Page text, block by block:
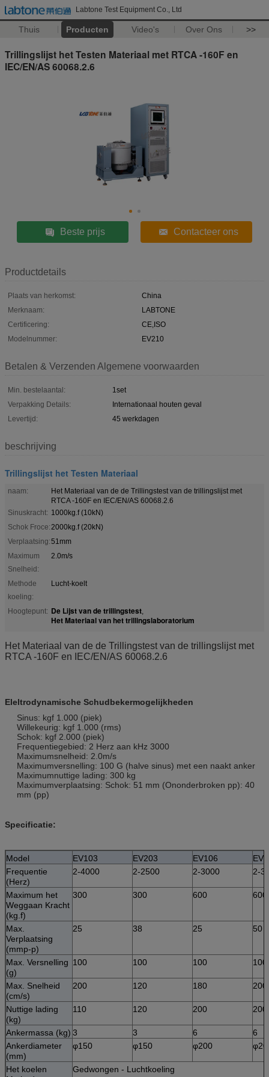
Labtone Test Equipment Co., Ltd
Thuis Producten Video's Over Ons >>
Trillingslijst het Testen Materiaal met RTCA -160F en
IEC/EN/AS 60068.2.6
Beste prijs Contacteer ons
Productdetails
Plaats van herkomst:
China
Merknaam:
LABTONE
Certificering:
CE,ISO
Modelnummer:
EV210
Betalen & Verzenden Algemene voorwaarden
Min. bestelaantal:
1set
Verpakking Details:
Internationaal houten geval
Levertijd:
45 werkdagen
beschrijving
Trillingslijst het Testen Materiaal
naam:
Het Materiaal van de de Trillingstest van de trillingslijst met
RTCA -160F en IEC/EN/AS 60068.2.6
Sinuskracht: 1000kg.f (10kN)
Schok Froce:2000kg.f (20kN)
Verplaatsing:51mm
Maximum
Snelheid:
2.0m/s
Methode
koeling:
Lucht-koelt
Hoogtepunt: De Lijst van de trillingstest,
Het Materiaal van het trillingslaboratorium
Het Materiaal van de de Trillingstest van de trillingslijst met
RTCA -160F en IEC/EN/AS 60068.2.6
Eleltrodynamische Schudbekermogelijkheden
Sinus: kgf 1.000 (piek)
Willekeurig: kgf 1.000 (rms)
Schok: kgf 2.000 (piek)
Frequentiegebied: 2 Herz aan kHz 3000
Maximumsnelheid: 2.0m/s
Maximumversnelling: 100 G (halve sinus) met een naakt anker
Maximumnuttige lading: 300 kg
Maximumverplaatsing: Schok: 51 mm (Ononderbroken pp): 40
mm (pp)
Specificatie:
Model EV103 EV203 EV106
Frequentie
(Herz)
2-4000 2-2500 2-3000 2-
Maximum het
Weggaan Kracht
(kg.f)
300 300 600 600
Max.
Verplaatsing
(mmp-p)
25 38 25 50
Max. Versnelling
(g)
100 100 100 100
Max. Snelheid
(cm/s)
200 120 180 200
Nuttige lading
(kg)
110 120 200 200
Ankermassa (kg) 3 3 6
6
Ankerdiameter
(mm)
φ150 φ150 φ200
Het koelen
Gedwongen - Luchtkoeling